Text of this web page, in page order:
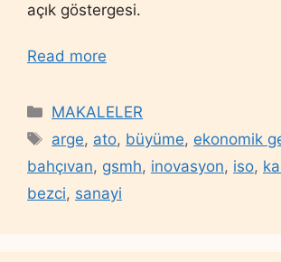
açık göstergesi.
Read more
Categories
MAKALELER
Tags
arge, ato, büyüme, ekonomik
bahçıvan, gsmh, inovasyon, iso,
bezci, sanayi